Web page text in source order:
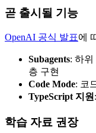
곧 출시될 기능
OpenAI 공식 발표에
Subagents: 하위
층 구현
Code Mode: 코
TypeScript 지원
학습 자료 권장